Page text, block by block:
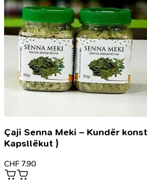
Çaji Senna Meki – Kundër
Kapsllëkut )
CHF 7.90